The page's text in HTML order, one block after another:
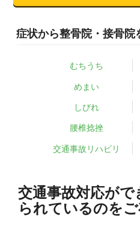
症状から整骨院・接骨院
むちうち
めまい
しびれ
腰椎捻挫
交通事故リハビリ
交通事故対応が
られているのを